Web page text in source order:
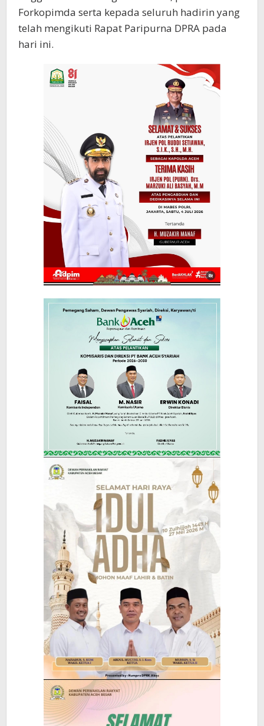
Forkopimda serta kepada seluruh hadirin yang
telah mengikuti Rapat Paripurna DPRA pada
hari ini.